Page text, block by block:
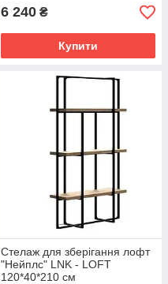
6 240 ₴
Купити
Стелаж для зберігання лофт
"Нейплс" LNK - LOFT
120*40*210 см